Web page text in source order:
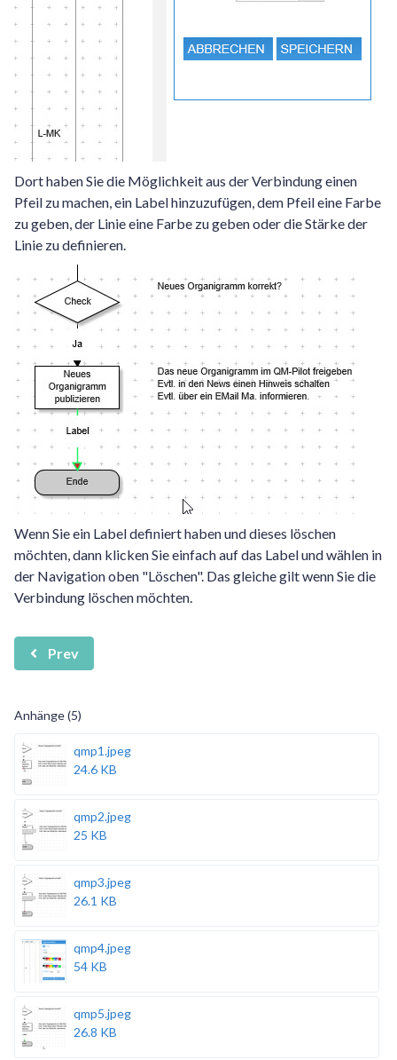
Dort haben Sie die Möglichkeit aus der Verbindung einen
Pfeil zu machen, ein Label hinzuzufügen, dem Pfeil eine Farbe
zu geben, der Linie eine Farbe zu geben oder die Stärke der
Linie zu definieren.
Wenn Sie ein Label definiert haben und dieses löschen
möchten, dann klicken Sie einfach auf das Label und wählen in
der Navigation oben "Löschen". Das gleiche gilt wenn Sie die
Verbindung löschen möchten.
Prev
Anhänge (5)
qmp1.jpeg
24.6 KB
qmp2.jpeg
25 KB
qmp3.jpeg
26.1 KB
qmp4.jpeg
54 KB
qmp5.jpeg
26.8 KB